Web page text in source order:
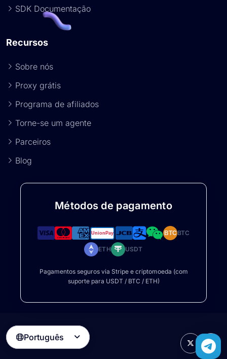
SDK Documentação
Recursos
Sobre nós
Proxy grátis
Programa de afiliados
Torne-se um agente
Parceiros
Blog
Métodos de pagamento
BTCBTC
ETH USDT
Pagamentos seguros via Stripe e criptomoeda (com
suporte para USDT / BTC / ETH)
Português 